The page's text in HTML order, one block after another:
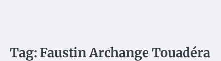
Tag: Faustin Archange Touadéra